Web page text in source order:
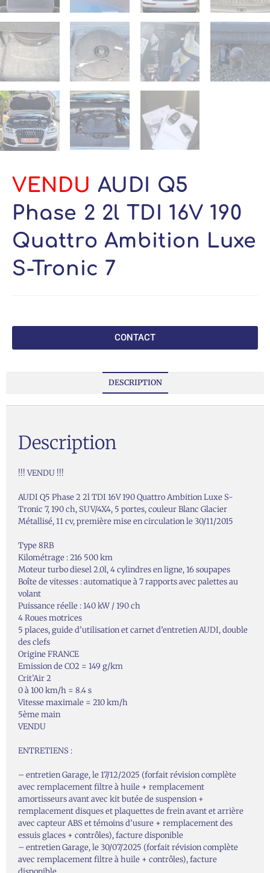
VENDU AUDI Q5
Phase 2 2l TDI 16V 190
Quattro Ambition Luxe
S-Tronic 7
CONTACT
DESCRIPTION
Description
!!! VENDU !!!
AUDI Q5 Phase 2 2l TDI 16V 190 Quattro Ambition Luxe S-
Tronic 7, 190 ch, SUV/4X4, 5 portes, couleur Blanc Glacier
Métallisé, 11 cv, première mise en circulation le 30/11/2015
Type 8RB
Kilométrage : 216 500 km
Moteur turbo diesel 2.0l, 4 cylindres en ligne, 16 soupapes
Boîte de vitesses : automatique à 7 rapports avec palettes au
volant
Puissance réelle : 140 kW / 190 ch
4 Roues motrices
5 places, guide d’utilisation et carnet d’entretien AUDI, double
des clefs
Origine FRANCE
Emission de CO2 = 149 g/km
Crit’Air 2
0 à 100 km/h = 8.4 s
Vitesse maximale = 210 km/h
5ème main
VENDU
ENTRETIENS :
– entretien Garage, le 17/12/2025 (forfait révision complète
avec remplacement filtre à huile + remplacement
amortisseurs avant avec kit butée de suspension +
remplacement disques et plaquettes de frein avant et arrière
avec capteur ABS et témoins d’usure + remplacement des
essuis glaces + contrôles), facture disponible
– entretien Garage, le 30/07/2025 (forfait révision complète
avec remplacement filtre à huile + contrôles), facture